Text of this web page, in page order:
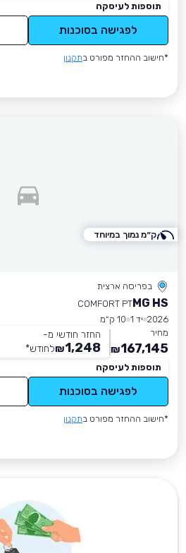
תוספות לעיסקה
לפגישה בסוכנות
*חישוב ההחזר מפורט בתקנון
בפריסה ארצית
MG HS
COMFORT PT
2026 יד 1
10 ק״מ
מחיר
167,145
₪
החזר חודשי מ-
1,248
₪לחודש*
תוספות לעיסקה
לפגישה בסוכנות
*חישוב ההחזר מפורט בתקנון
ק״מ נמוך במיוחד